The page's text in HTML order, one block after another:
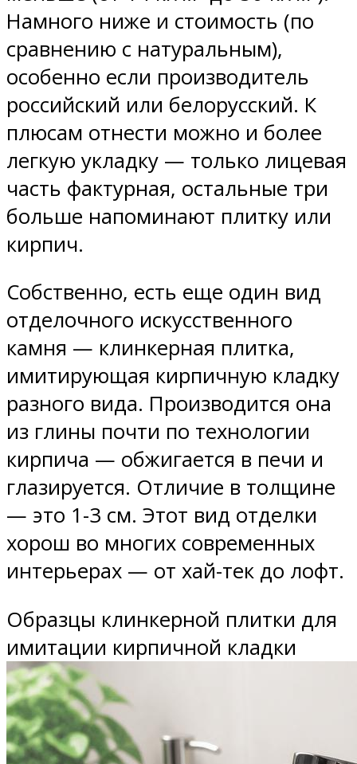
Намного ниже и стоимость (по
сравнению с натуральным),
особенно если производитель
российский или белорусский. К
плюсам отнести можно и более
легкую укладку — только лицевая
часть фактурная, остальные три
больше напоминают плитку или
кирпич.
Собственно, есть еще один вид
отделочного искусственного
камня — клинкерная плитка,
имитирующая кирпичную кладку
разного вида. Производится она
из глины почти по технологии
кирпича — обжигается в печи и
глазируется. Отличие в толщине
— это 1-3 см. Этот вид отделки
хорош во многих современных
интерьерах — от хай-тек до лофт.
Образцы клинкерной плитки для
имитации кирпичной кладки